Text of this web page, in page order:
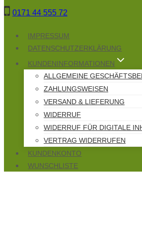
Zum
Inhalt
0171 44 555 72
IMPRESSUM
DATENSCHUTZERKLÄRUNG
KUNDENINFORMATIONEN
ALLGEMEINE
ZAHLUNGSWEISEN
VERSAND & LIEFERUNG
WIDERRUF
WIDERRUF FÜR DIGITALE
VERTRAG WIDERRUFEN
KUNDENKONTO
WUNSCHLISTE